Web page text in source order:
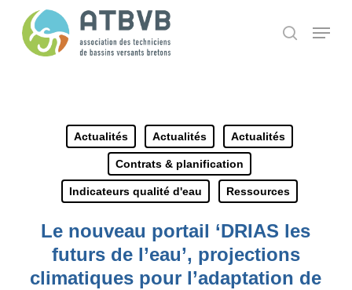
search
Menu
Actualités Actualités Actualités
Contrats & planification
Indicateurs qualité d'eau Ressources
Le nouveau portail ‘DRIAS les
futurs de l’eau’, projections
climatiques pour l’adaptation de
Panneau de gestion des cookies